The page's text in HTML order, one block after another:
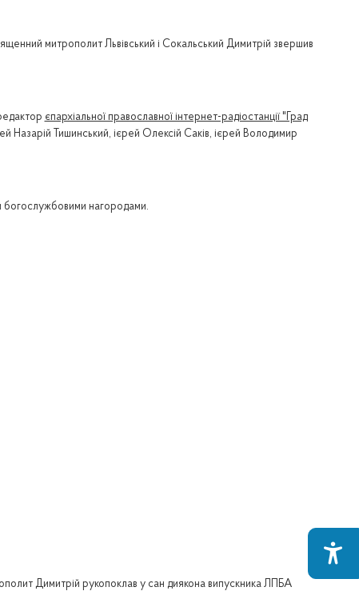
митрополит Львівський і Сокальський Димитрій звершив
єпархіальної православної інтернет-радіостанції "Град
Назарій Тишинський, ієрей Олексій Саків, ієрей Володимир
богослужбовими нагородами.
Димитрій рукопоклав у сан диякона випускника ЛПБА